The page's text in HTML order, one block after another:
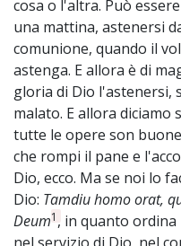
cosa o l'altra. Può
una mattina, astenersi
comunione, quando il
astenga. E allora è di
gloria di Dio l'astenersi,
malato. E allora diciamo
tutte le opere son
che rompi il pane e
Dio, ecco. Ma se noi lo
Dio: Tamdiu homo orat,
Deum1 , in quanto ordina